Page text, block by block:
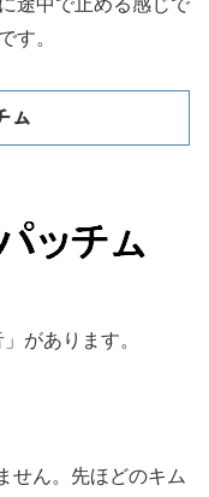
途中で止める感じで
す。
ㇺ
があります。
せん。先ほどのキム